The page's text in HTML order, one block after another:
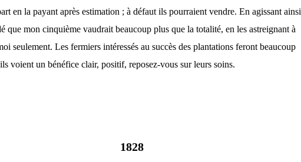
en la payant après estimation ; à défaut ils pourraient vendre. En agissant ainsi
que mon cinquième vaudrait beaucoup plus que la totalité, en les astreignant à
seulement. Les fermiers intéressés au succès des plantations feront beaucoup
voient un bénéfice clair, positif, reposez-vous sur leurs soins.
1828